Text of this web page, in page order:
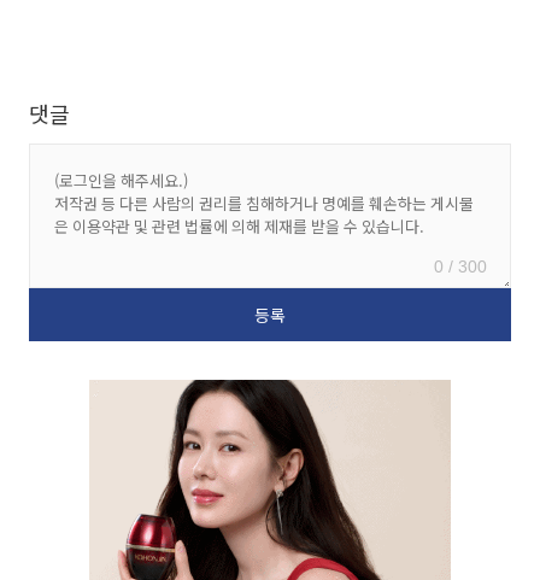
댓글
0 / 300